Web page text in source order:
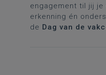
engagement til jij je
erkenning én
de Dag van de